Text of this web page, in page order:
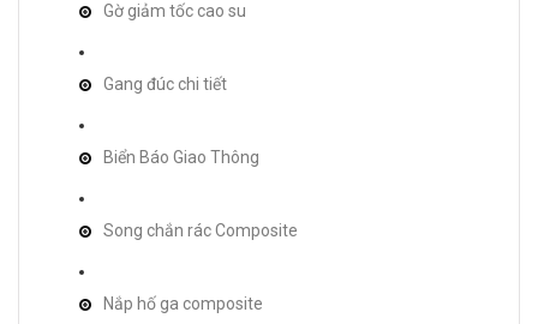
Gờ giảm tốc cao su
Gang đúc chi tiết
Biển Báo Giao Thông
Song chắn rác Composite
Nắp hố ga composite